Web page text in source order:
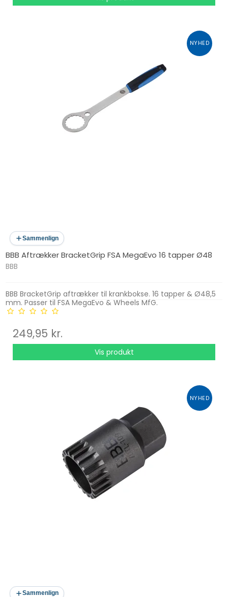
NYHED
Sammenlign
BBB Aftrækker BracketGrip FSA MegaEvo 16 tapper Ø48
BBB
BBB BracketGrip aftrækker til krankbokse. 16 tapper & Ø48,5
mm. Passer til FSA MegaEvo & Wheels MfG.
249,95 kr.
Vis produkt
NYHED
Sammenlign